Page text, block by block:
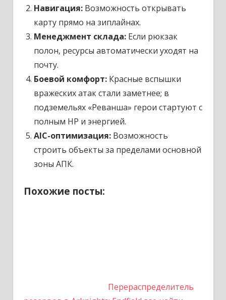
Навигация:Возможность открывать
карту прямо на зиплайнах.
Менеджмент склада:Если рюкзак
полон, ресурсы автоматически уходят на
почту.
Боевой комфорт:Красные вспышки
вражеских атак стали заметнее; в
подземельях «Реванша» герои стартуют с
полным HP и энергией.
AIC-оптимизация:Возможность
строить объекты за пределами основной
зоны АПК.
Похожие посты:
Перераспределитель